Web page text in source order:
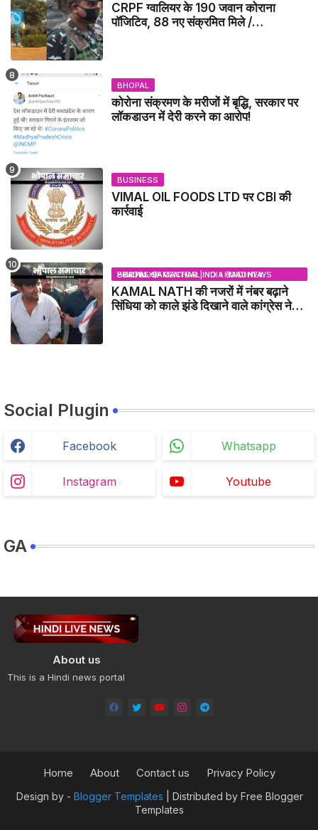
CRPF ग्वालियर के 190 जवान कोराना
पॉजिटिव, 88 नए संक्रमित मिले /
BHOPAL
कोरोना संक्रमण के मरीजों में बृद्धि, सरकार पर
लॉकडाउन में देरी करने का आरोप!
BUSINESS
VIMAL OIL FOODS LTD पर CBI की
कार्रवाई
BHOPAL SAMACHAR | NO 1 HINDI NEWS PORTAL OF CENTRAL INDIA (MADHYA PRADESH)
KAMAL NATH की नजरों में नंबर बढ़ाने
सिंधिया को काले झंडे दिखाने वाले कांग्रेस नेता
Social Plugin
Facebook Whatsapp
Instagram Youtube
GA
About us
This is a Hindi news portal
Design by - Blogger Templates | Distributed by Free Blogger
Templates
Home About Contact us Privacy Policy